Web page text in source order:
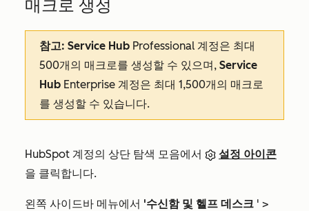
매크로 생성
참고: Service Hub Professional 계정은 최대
500개의 매크로를 생성할 수 있으며, Service
Hub Enterprise 계정은 최대 1,500개의 매크로
를 생성할 수 있습니다.
HubSpot 계정의 상단 탐색 모음에서
설정 아이콘
을 클릭합니다.
왼쪽 사이드바 메뉴에서 '수신함 및 헬프 데스크 ' >